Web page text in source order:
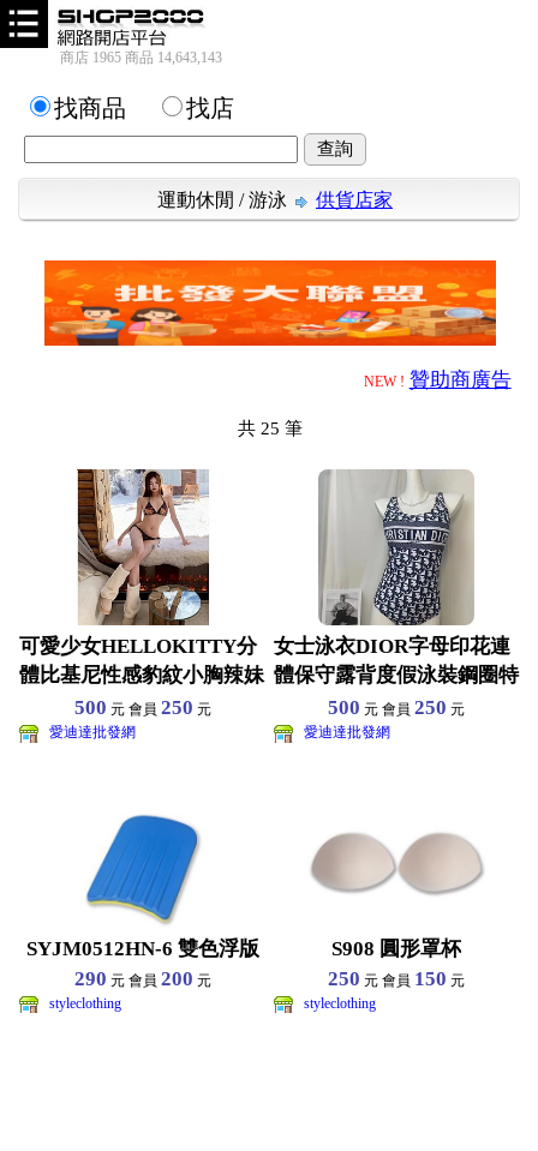
商店 1965 商品 14,643,143
找商品 找店
運動休閒 /游泳 供貨店家
NEW ! 贊助商廣告
共25 筆
可愛少女HELLOKITTY分
體比基尼性感豹紋小胸辣妹
純欲度假溫泉泳衣
500 元 會員 250 元
愛迪達批發網
女士泳衣DIOR字母印花連
體保守露背度假泳裝鋼圈特
辣洋氣全身年輕 尺寸
500 元 會員250 元
愛迪達批發網
SYJM0512HN-6 雙色浮版
290 元 會員 200 元
styleclothing
S908 圓形罩杯
250 元 會員 150 元
styleclothing